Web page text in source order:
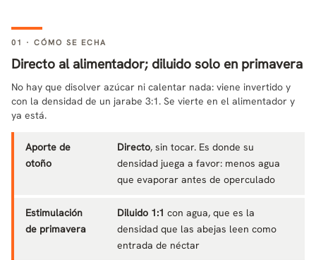
01 · CÓMO SE ECHA
Directo al alimentador; diluido solo en primavera
No hay que disolver azúcar ni calentar nada: viene invertido y
con la densidad de un jarabe 3:1. Se vierte en el alimentador y
ya está.
Aporte de
otoño
Directo, sin tocar. Es donde su
densidad juega a favor: menos agua
que evaporar antes de operculado
Estimulación
de primavera
Diluido 1:1 con agua, que es la
densidad que las abejas leen como
entrada de néctar